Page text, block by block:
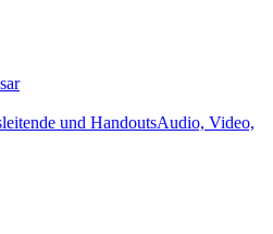
und HandoutsAudio, Video,